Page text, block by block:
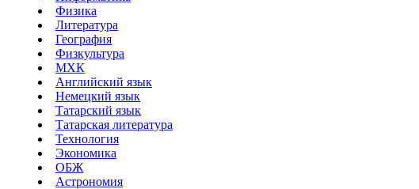
Физика
Литература
География
Физкультура
МХК
Английский язык
Немецкий язык
Татарский язык
Татарская литература
Технология
Экономика
ОБЖ
Астрономия